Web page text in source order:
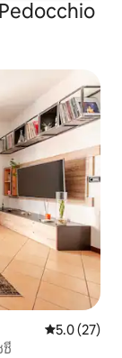
คะแนนเฉลี่ย
5.0 (27)